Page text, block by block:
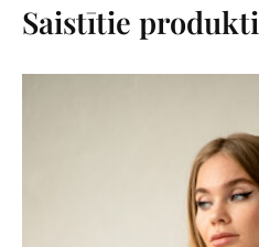
Saistītie produkti